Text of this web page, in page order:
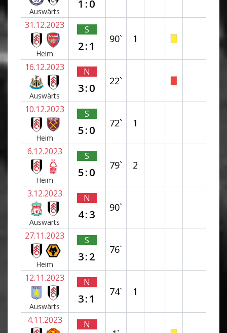
Auswärts
1:0
31.12.2023
Heim
S
2:1
90` 1
16.12.2023
Auswärts
N
3:0
22`
10.12.2023
Heim
S
5:0
72` 1
6.12.2023
Heim
S
5:0
79` 2
3.12.2023
Auswärts
N
4:3
90`
27.11.2023
Heim
S
3:2
76`
12.11.2023
Auswärts
N
3:1
74` 1
4.11.2023 N